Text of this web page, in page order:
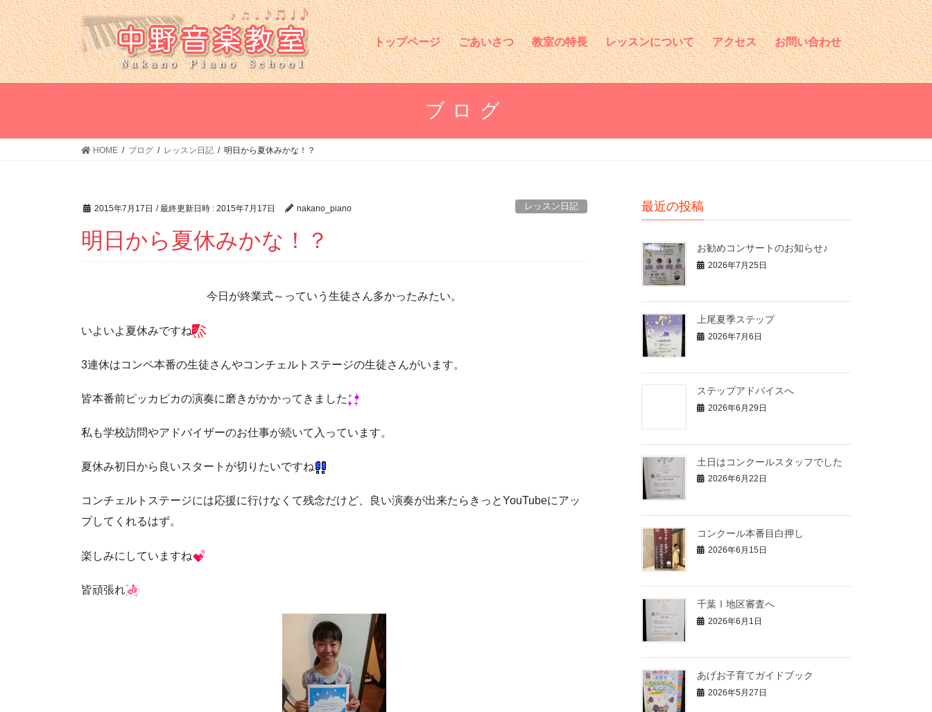
コ
ン
テ
ン
ツ
ッ
ナ
ビ
ゲ
ー
シ
移
トップページ ごあいさつ 教室の特長 レッスンについて アクセス お問い合わせ
ブログ
HOME ブログ レッスン日記 明日から夏休みかな！？
2015年7月17日 / 最終更新日時 : 2015年7月17日 nakano_piano レッスン日記
明日から夏休みかな！？
今日が終業式～っていう生徒さん多かったみたい。
いよいよ夏休みですね
3連休はコンペ本番の生徒さんやコンチェルトステージの生徒さんがいます。
皆本番前ピッカピカの演奏に磨きがかかってきました
私も学校訪問やアドバイザーのお仕事が続いて入っています。
夏休み初日から良いスタートが切りたいですね
コンチェルトステージには応援に行けなくて残念だけど、良い演奏が出来たらきっとYouTubeにアッ
プしてくれるはず。
楽しみにしていますね
皆頑張れ
最近の投稿
お勧めコンサートのお知らせ♪
2026年7月25日
上尾夏季ステップ
2026年7月6日
ステップアドバイスへ
2026年6月29日
土日はコンクールスタッフでした
2026年6月22日
コンクール本番目白押し
2026年6月15日
千葉Ⅰ地区審査へ
2026年6月1日
あげお子育てガイドブック
2026年5月27日